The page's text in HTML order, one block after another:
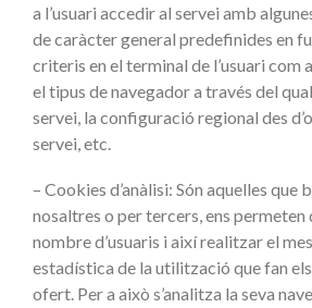
a l’usuari accedir al servei amb
de caràcter general predefinides en
criteris en el terminal de l’usuari com
el tipus de navegador a través del
servei, la configuració regional des
servei, etc.
– Cookies d’anàlisi: Són aquelles que
nosaltres o per tercers, ens
nombre d’usuaris i així realitzar el
estadística de la utilització que fan
ofert. Per a això s’analitza la seva